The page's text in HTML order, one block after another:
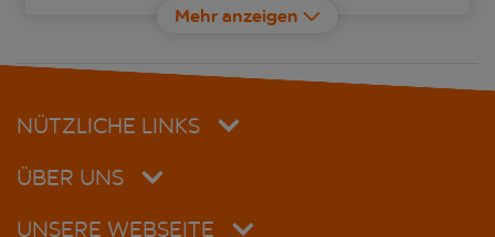
Mehr anzeigen
NÜTZLICHE LINKS
ÜBER UNS
UNSERE WEBSEITE